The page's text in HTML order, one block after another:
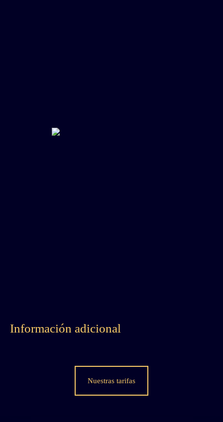
Información adicional
Nuestras tarifas